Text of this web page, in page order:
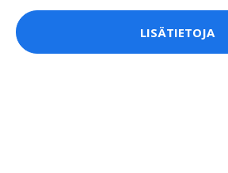
LISÄTIETOJA